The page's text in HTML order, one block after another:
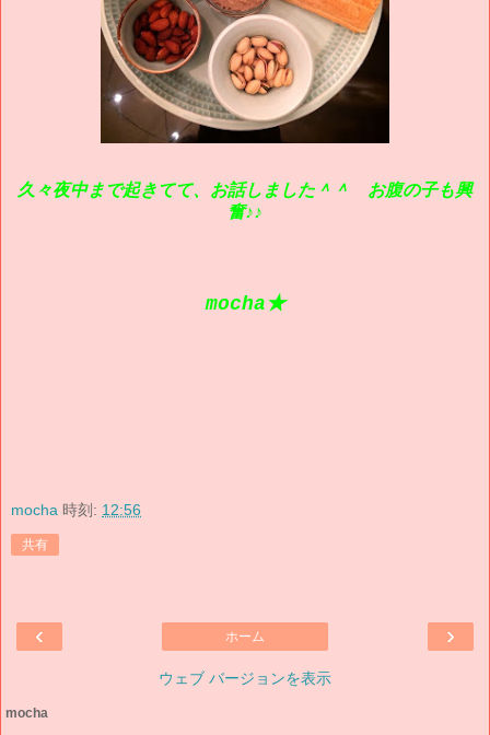
久々夜中まで起きてて、お話しました＾＾ お腹の子も興
奮♪♪
mocha★
mocha 時刻: 12:56
共有
‹ ›
ホーム
ウェブ バージョンを表示
mocha